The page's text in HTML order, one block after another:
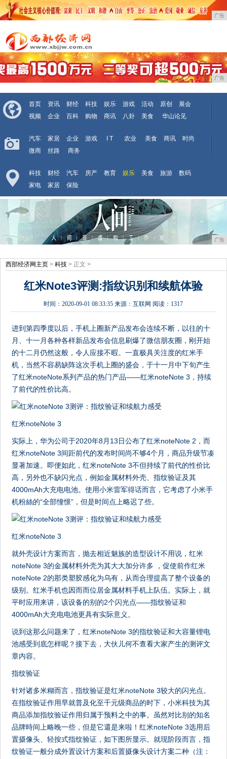
广告
广告
首页 资讯 财经 科技 娱乐 游戏 活动 原创
展会
视频
企业 百科 购物 商讯 八卦 美食 华山论见
汽车 家居 企业 游戏 I T 农业 美食 商讯
时尚
微商
丝路 商务
科技 财经 汽车 房产 教育 娱乐 美食 旅游
数码
家电
家居 保险
广告
西部经济网主页 > 科技 > 正文 >
红米Note3评测:指纹识别和续航体验
时间：2020-09-01 08:33:35 来源：互联网 阅读：1317
进到第四季度以后，手机上圈新产品发布会连续不断，以往的十
月、十一月各种各样新品发布会信息刷爆了微信朋友圈，刚开始
的十二月仍然这般，令人应接不暇。一直极具关注度的红米手
机，当然不容易缺阵这次手机上圈的盛会，于十一月中下旬产生
了红米noteNote系列产品的热门产品——红米noteNote 3，持续
了前代的性价比高。
红米noteNote 3
实际上，华为公司于2020年8月13日公布了红米noteNote 2，而
红米noteNote 3间距前代的发布时间尚不够4个月，商品升级节凑
显著加速。即便如此，红米noteNote 3不但持续了前代的性价比
高，另外也不缺闪光点，例如金属材料外壳、指纹验证及其
4000mAh大充电电池。使用小米雷军得话而言，它考虑了小米手
机粉絲的“全部憧憬”，但是时间点上略迟了些。
红米noteNote 3
就外壳设计方案而言，抛去相近魅族的造型设计不用说，红米
noteNote 3的金属材料外壳为其大大加分许多 ，促使前作红米
noteNote 2的那类塑胶感化为乌有，从而合理提高了整个设备的
级别。红米手机也因而而位居金属材料手机上队伍。实际上，就
平时应用来讲，该设备的别的2个闪光点——指纹验证和
4000mAh大充电电池更具有实际意义。
说到这那么问题来了，红米noteNote 3的指纹验证和大容量锂电
池感受到底怎样呢？接下去，大伙儿何不查看大家产生的测评文
章内容。
指纹验证
针对诸多米糊而言，指纹验证是红米noteNote 3较大的闪光点。
在指纹验证作用早就普及化至千元级商品的时下，小米科技为其
商品添加指纹验证作用归属于预料之中的事。虽然对比别的知名
品牌時间上略晚一些，但是它還是来啦！红米noteNote 3选用后
置摄像头、轻按式指纹验证，如下图所显示。就现阶段而言，指
纹验证一般分成外置设计方案和后置摄像头设计方案二种（注：